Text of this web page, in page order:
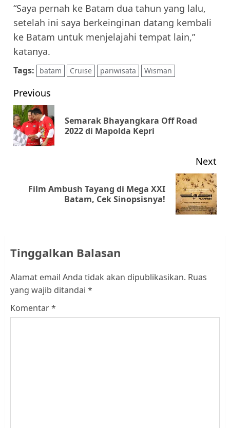
“Saya pernah ke Batam dua tahun yang lalu,
setelah ini saya berkeinginan datang kembali
ke Batam untuk menjelajahi tempat lain,”
katanya.
Tags: batam Cruise pariwisata Wisman
Post
navigation
Previous
Semarak Bhayangkara Off Road
2022 di Mapolda Kepri
Next
NextFilm Ambush Tayang di Mega XXI
Batam, Cek Sinopsisnya!
Tinggalkan Balasan
Alamat email Anda tidak akan dipublikasikan. Ruas
yang wajib ditandai *
Komentar*